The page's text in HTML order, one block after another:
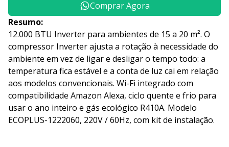
Comprar Agora
Resumo:
12.000 BTU Inverter para ambientes de 15 a 20 m². O
compressor Inverter ajusta a rotação à necessidade do
ambiente em vez de ligar e desligar o tempo todo: a
temperatura fica estável e a conta de luz cai em relação
aos modelos convencionais. Wi-Fi integrado com
compatibilidade Amazon Alexa, ciclo quente e frio para
usar o ano inteiro e gás ecológico R410A. Modelo
ECOPLUS-1222060, 220V / 60Hz, com kit de instalação.